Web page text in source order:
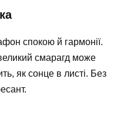
спокою й гармонії.
смарагд може
як сонце в листі. Без